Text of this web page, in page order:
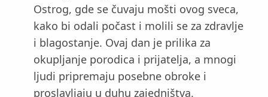
Ostrog, gde se čuvaju mošti ovog sveca,
kako bi odali počast i molili se za zdravlje
i blagostanje. Ovaj dan je prilika za
okupljanje porodica i prijatelja, a mnogi
ljudi pripremaju posebne obroke i
proslavljaju u duhu zajedništva.